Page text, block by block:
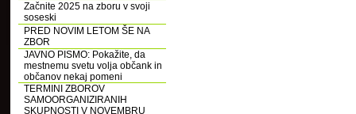
Začnite 2025 na zboru v svoji
soseski
PRED NOVIM LETOM ŠE NA
ZBOR
JAVNO PISMO: Pokažite, da
mestnemu svetu volja občank in
občanov nekaj pomeni
TERMINI ZBOROV
SAMOORGANIZIRANIH
SKUPNOSTI V NOVEMBRU